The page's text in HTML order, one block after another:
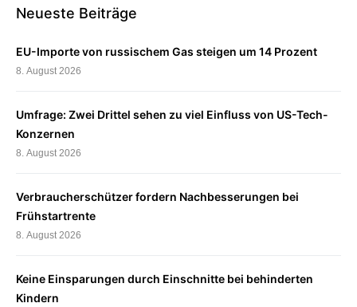
Neueste Beiträge
EU-Importe von russischem Gas steigen um 14 Prozent
8. August 2026
Umfrage: Zwei Drittel sehen zu viel Einfluss von US-Tech-
Konzernen
8. August 2026
Verbraucherschützer fordern Nachbesserungen bei
Frühstartrente
8. August 2026
Keine Einsparungen durch Einschnitte bei behinderten
Kindern